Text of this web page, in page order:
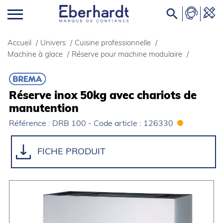

Accueil / Univers / Cuisine professionnelle /
Machine à glace / Réserve pour machine modulaire /
Réserve inox 50kg avec chariots de
manutention
Référence : DRB 100 - Code article : 126330
FICHE PRODUIT